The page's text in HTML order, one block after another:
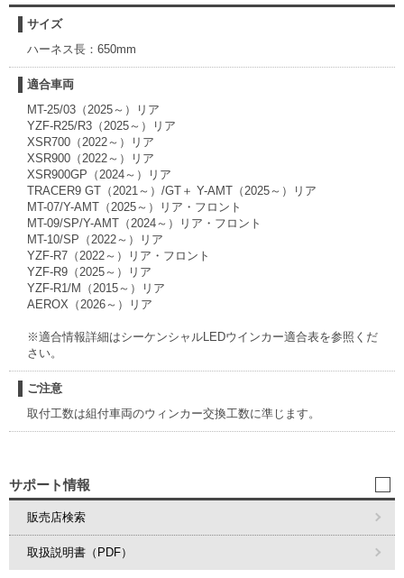
サイズ
ハーネス長：650mm
適合車両
MT-25/03（2025～）リア
YZF-R25/R3（2025～）リア
XSR700（2022～）リア
XSR900（2022～）リア
XSR900GP（2024～）リア
TRACER9 GT（2021～）/GT＋ Y-AMT（2025～）リア
MT-07/Y-AMT（2025～）リア・フロント
MT-09/SP/Y-AMT（2024～）リア・フロント
MT-10/SP（2022～）リア
YZF-R7（2022～）リア・フロント
YZF-R9（2025～）リア
YZF-R1/M（2015～）リア
AEROX（2026～）リア
※適合情報詳細はシーケンシャルLEDウインカー適合表を参照くだ
さい。
ご注意
取付工数は組付車両のウィンカー交換工数に準じます。
サポート情報
販売店検索
取扱説明書（PDF）